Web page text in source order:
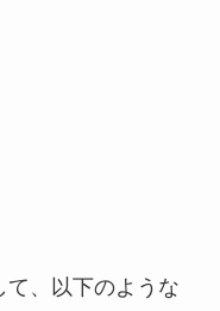
、以下のような